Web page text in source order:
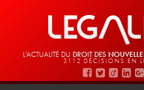
L'ACTUALITÉ DU DROIT DES
3112 DÉCISIONS EN